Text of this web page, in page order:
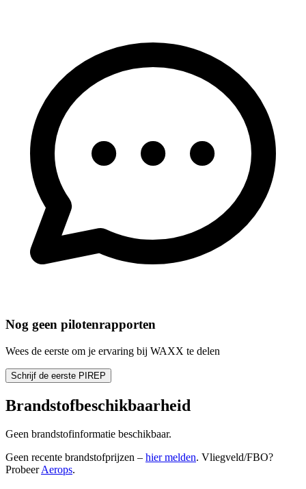
Nog geen pilotenrapporten
Wees de eerste om je ervaring bij WAXX te delen
Schrijf de eerste PIREP
Brandstofbeschikbaarheid
Geen brandstofinformatie beschikbaar.
Geen recente brandstofprijzen – hier melden. Vliegveld/FBO?
ProbeerAerops.